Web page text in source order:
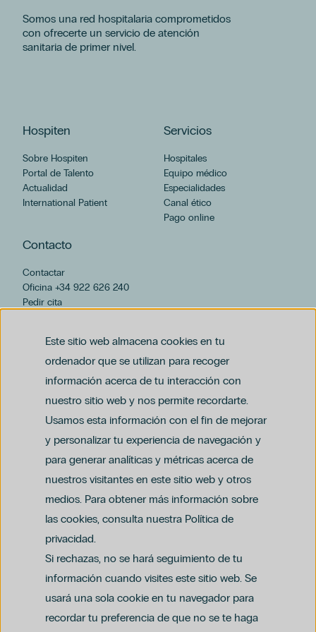
Este sitio web almacena cookies en tu
ordenador que se utilizan para recoger
información acerca de tu interacción con
nuestro sitio web y nos permite recordarte.
Usamos esta información con el fin de mejorar
y personalizar tu experiencia de navegación y
para generar analíticas y métricas acerca de
nuestros visitantes en este sitio web y otros
medios. Para obtener más información sobre
las cookies, consulta nuestra Política de
privacidad.
Si rechazas, no se hará seguimiento de tu
información cuando visites este sitio web. Se
usará una sola cookie en tu navegador para
recordar tu preferencia de que no se te haga
Somos una red hospitalaria comprometidos
con ofrecerte un servicio de atención
sanitaria de primer nivel.
Hospiten
Sobre Hospiten
Portal de Talento
Actualidad
International Patient
Servicios
Hospitales
Equipo médico
Especialidades
Canal ético
Pago online
Contacto
Contactar
Oficina +34 922 626 240
Pedir cita
Política de privacidad y protección de datos
Política del canal ético (PDF)
Política de compliance penal (PDF)